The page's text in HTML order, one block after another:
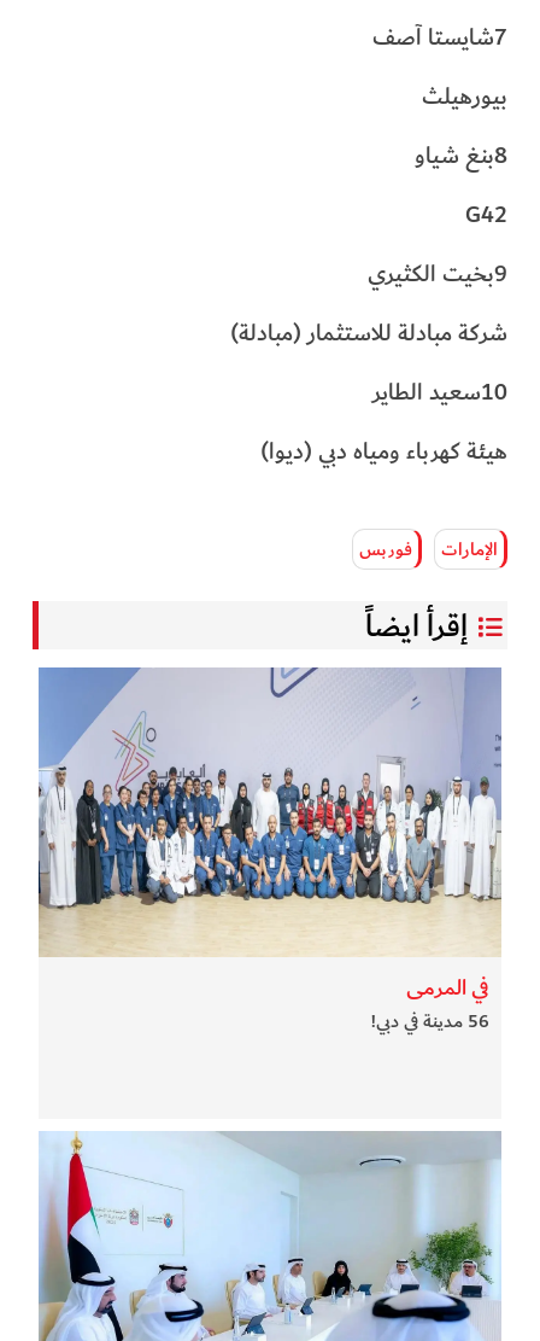
7شايستا آصف
بيورهيلث
8بنغ شياو
G42
9بخيت الكثيري
شركة مبادلة للاستثمار (مبادلة)
10سعيد الطاير
هيئة كهرباء ومياه دبي (ديوا)
الإمارات فوربس
إقرأ ايضاً
في المرمى
56 مدينة في دبي!